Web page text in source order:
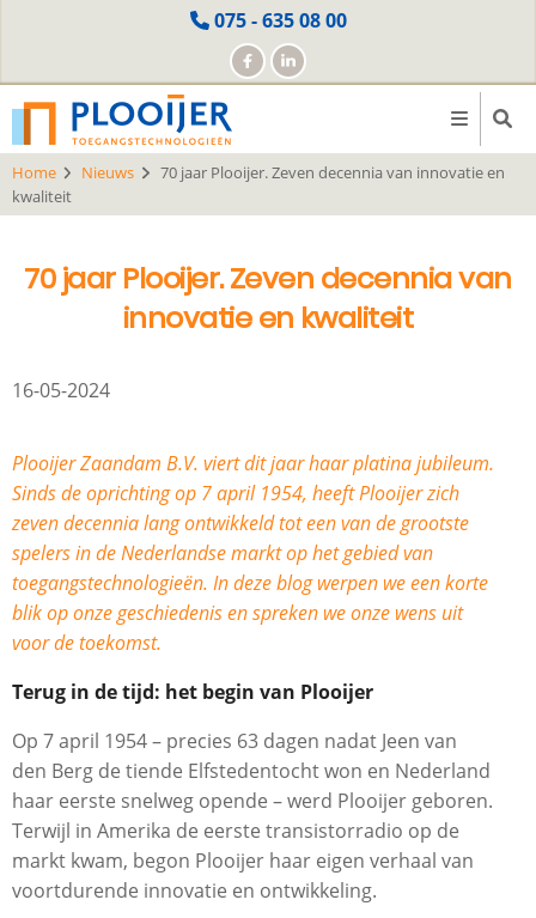
content
075 - 635 08 00
Home Nieuws
70 jaar Plooijer. Zeven decennia van innovatie en
kwaliteit
70 jaar Plooijer. Zeven decennia van
innovatie en kwaliteit
16-05-2024
Plooijer Zaandam B.V. viert dit jaar haar platina jubileum.
Sinds de oprichting op 7 april 1954, heeft Plooijer zich
zeven decennia lang ontwikkeld tot een van de grootste
spelers in de Nederlandse markt op het gebied van
toegangstechnologieën. In deze blog werpen we een korte
blik op onze geschiedenis en spreken we onze wens uit
voor de toekomst.
Terug in de tijd: het begin van Plooijer
Op 7 april 1954 – precies 63 dagen nadat Jeen van
den Berg de tiende Elfstedentocht won en Nederland
haar eerste snelweg opende – werd Plooijer geboren.
Terwijl in Amerika de eerste transistorradio op de
markt kwam, begon Plooijer haar eigen verhaal van
voortdurende innovatie en ontwikkeling.